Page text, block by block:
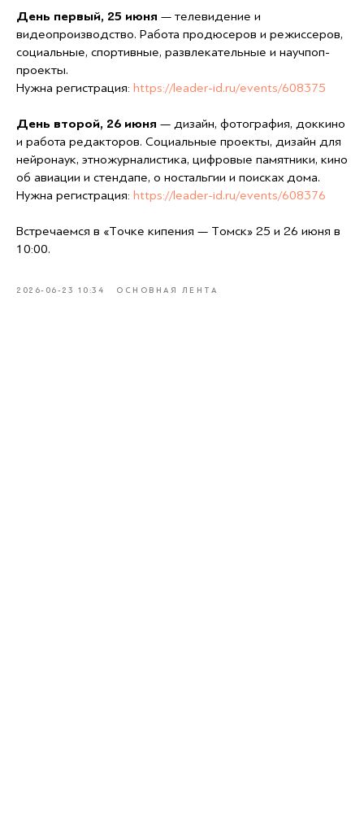
День первый, 25 июня — телевидение и
видеопроизводство. Работа продюсеров и режиссеров,
социальные, спортивные, развлекательные и научпоп-
проекты.
Нужна регистрация: https://leader-id.ru/events/608375
День второй, 26 июня — дизайн, фотография, доккино
и работа редакторов. Социальные проекты, дизайн для
нейронаук, этножурналистика, цифровые памятники, кино
об авиации и стендапе, о ностальгии и поисках дома.
Нужна регистрация: https://leader-id.ru/events/608376
Встречаемся в «Точке кипения — Томск» 25 и 26 июня в
10:00.
2026-06-23 10:34 ОСНОВНАЯ ЛЕНТА